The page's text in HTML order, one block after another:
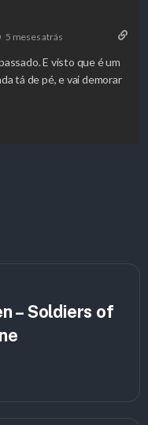
5 meses atrás
E visto que é um
tá de pé, e vai demorar
– Soldiers of